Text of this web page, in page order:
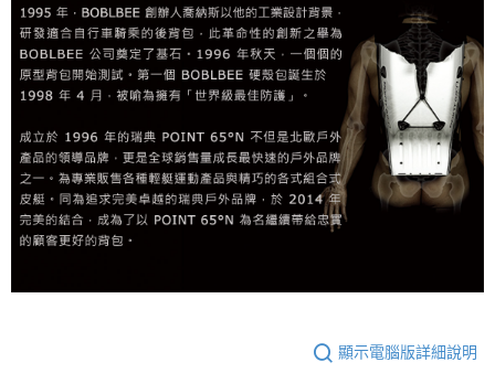
顯示電腦版詳細說明